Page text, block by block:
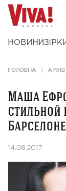
НОВИНИ
ГОЛОВНА АРХІВ
Маша
Барселоне
14.08.2017